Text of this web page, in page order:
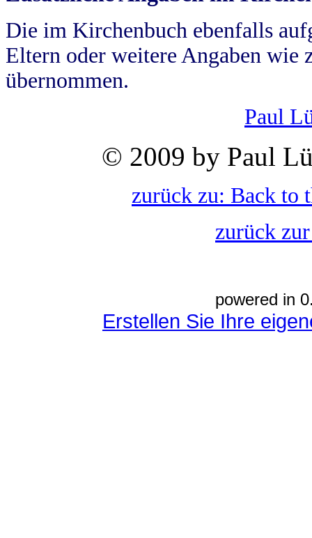
Die im Kirchenbuch ebenfalls
Eltern oder weitere Angaben wie
übernommen.
Paul
© 2009 by Paul
zurück zu: Back to
zurück
powered in
Erstellen Sie Ihre